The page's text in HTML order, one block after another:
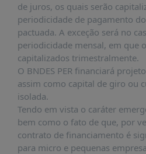
NOTÍCIAS
PRÊMIO
ABDE-
BID
PRÊMIO
ABDE
DE
JORNALISMO
SABER
+
de juros, os quais serão
periodicidade de pagamento
pactuada. A exceção será no
periodicidade mensal, em que
capitalizados trimestralmente.
O BNDES PER financiará
assim como capital de giro ou
isolada.
Tendo em vista o caráter
bem como o fato de que, por
contrato de financiamento é
para micro e pequenas